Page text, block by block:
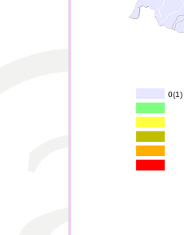
0(1)